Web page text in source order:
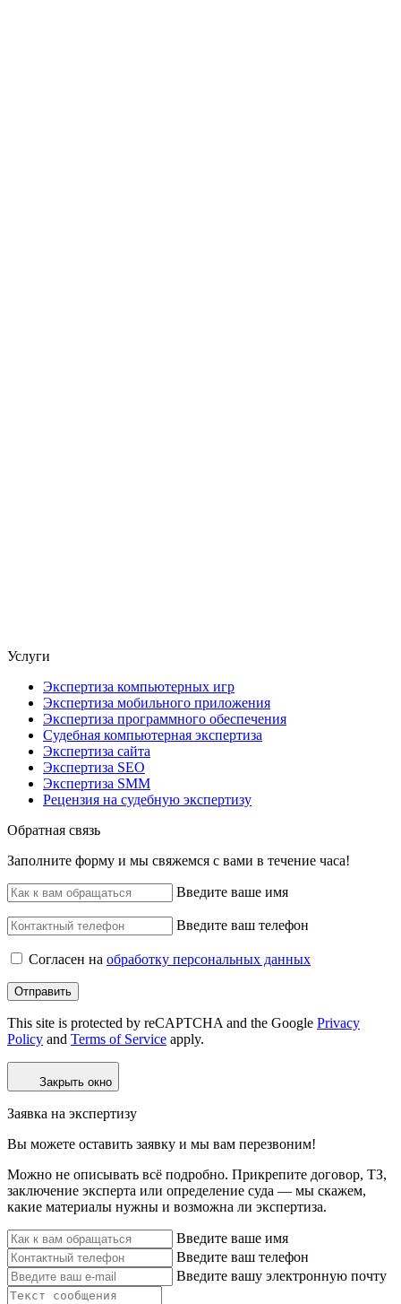
Услуги
Экспертиза компьютерных игр
Экспертиза мобильного приложения
Экспертиза программного обеспечения
Судебная компьютерная экспертиза
Экспертиза сайта
Экспертиза SEO
Экспертиза SMM
Рецензия на судебную экспертизу
Обратная связь
Заполните форму и мы свяжемся с вами в течение часа!
Введите ваше имя
Введите ваш телефон
Согласен на обработку персональных данных
Отправить
This site is protected by reCAPTCHA and the Google Privacy
Policy and Terms of Service apply.
Закрыть окно
Заявка на экспертизу
Вы можете оставить заявку и мы вам перезвоним!
Можно не описывать всё подробно. Прикрепите договор, ТЗ,
заключение эксперта или определение суда — мы скажем,
какие материалы нужны и возможна ли экспертиза.
Введите ваше имя
Введите ваш телефон
Введите вашу электронную почту